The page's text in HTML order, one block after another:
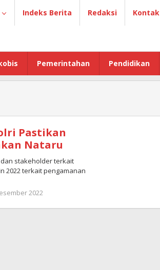
Indeks Berita Redaksi Kontak
Pemerintahan Pendidikan
Pastikan
Nataru
dan stakeholder terkait
2022 terkait pengamanan
2022